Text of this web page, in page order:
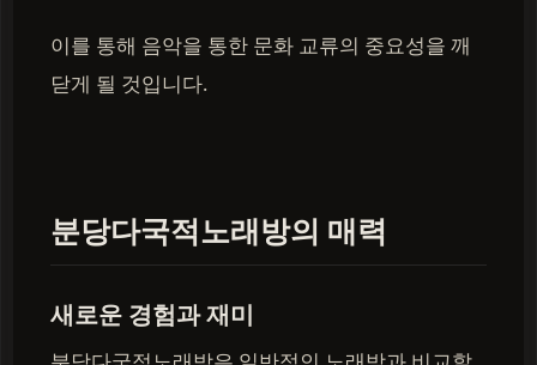
이를 통해 음악을 통한 문화 교류의 중요성을 깨
닫게 될 것입니다.
분당다국적노래방의 매력
새로운 경험과 재미